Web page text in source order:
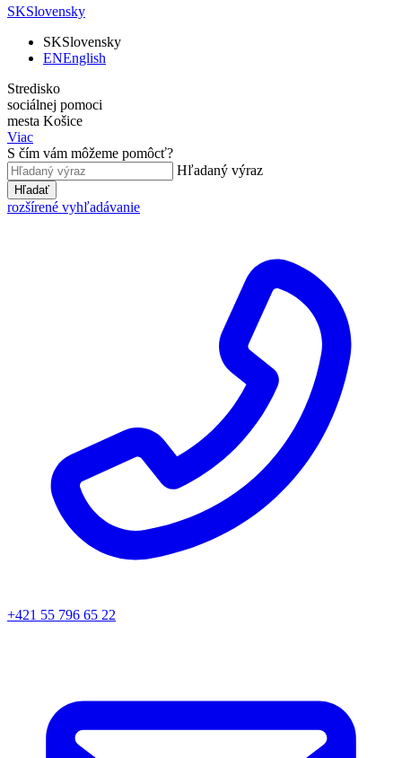
SKSlovensky
SKSlovensky
ENEnglish
Stredisko
sociálnej pomoci
mesta Košice
Viac
S čím vám môžeme pomôcť?
Hľadaný výraz
Hľadať
rozšírené vyhľadávanie
+421 55 796 65 22